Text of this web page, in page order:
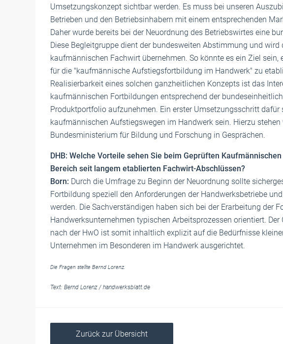
Umsetzungskonzept sichtbar werden. Es muss bei unseren
Betrieben und den Betriebsinhabern mit einem entsprechenden
Daher wurde bereits bei der Neuordnung des Betriebswirtes eine
Diese Begleitgruppe dient der bundesweiten Abstimmung und wird
kaufmännischen Fachwirt übernehmen. So könnte es ein Ziel
für die "kaufmännische Aufstiegsfortbildung im Handwerk" zu
Realisierbarkeit eines solchen ganzheitlichen Konzepts ist das
kaufmännischen Fortbildungen entsprechend der
Produktportfolio aufzunehmen. Ein erster Umsetzungsschritt dafür
kaufmännischen Aufstiegswegen im Handwerk sein. Hierzu
Bundesministerium für Bildung und Forschung in Gesprächen.
DHB: Welche Vorteile sehen Sie beim Geprüften
Bereich seit langem etablierten Fachwirt-Abschlüssen?
Born: Durch die Umfrage zu Beginn der Neuordnung sollte
Fortbildung speziell den Anforderungen der Handwerksbetriebe
werden. Die Sachverständigen haben sich bei der Erarbeitung der
Handwerksunternehmen typischen Arbeitsprozessen orientiert.
nach der HwO ist somit inhaltlich explizit auf die Bedürfnisse
Unternehmen im Besonderen im Handwerk ausgerichtet.
Die Fragen stellte Bernd Lorenz.
Text: Bernd Lorenz / handwerksblatt.de
Zurück zur Übersicht